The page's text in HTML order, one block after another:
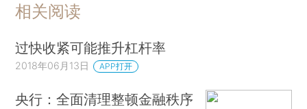
相关阅读
过快收紧可能推升杠杆率
2018年06月13日 APP打开
央行：全面清理整顿金融秩序